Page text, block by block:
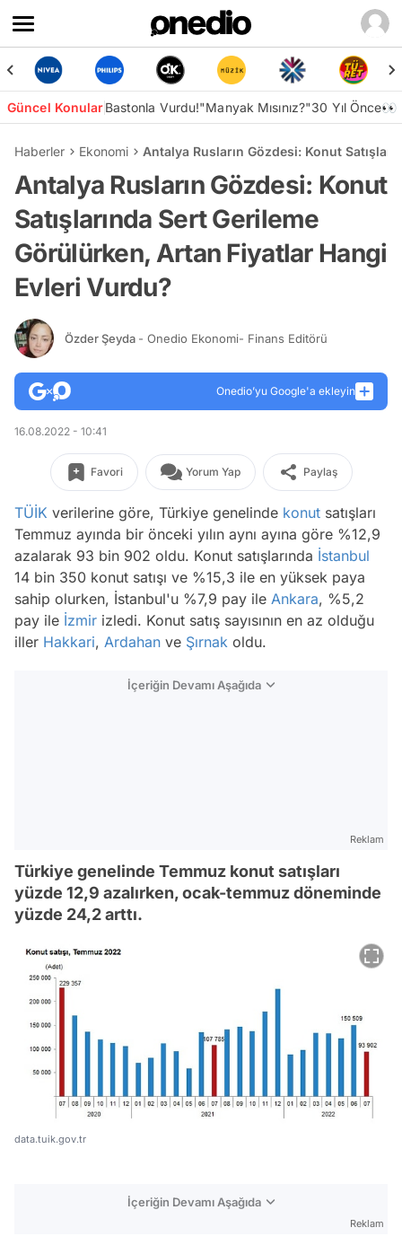
Güncel KonularBastonla Vurdu!"Manyak Mısınız?"30 Yıl Önce👀
Haberler Ekonomi Antalya Rusların Gözdesi: Konut
Antalya Rusların Gözdesi: Konut
Satışlarında Sert Gerileme
Görülürken, Artan Fiyatlar Hangi
Evleri Vurdu?
Özder Şeyda - Onedio Ekonomi- Finans Editörü
Onedio’yu Google'a ekleyin
16.08.2022 - 10:41
Favori Yorum Yap Paylaş
TÜİK verilerine göre, Türkiye genelinde konut satışları
Temmuz ayında bir önceki yılın aynı ayına göre %12,9
azalarak 93 bin 902 oldu. Konut satışlarında İstanbul
14 bin 350 konut satışı ve %15,3 ile en yüksek paya
sahip olurken, İstanbul'u %7,9 pay ile Ankara, %5,2
pay ile İzmir izledi. Konut satış sayısının en az olduğu
iller Hakkari, Ardahan ve Şırnak oldu.
İçeriğin Devamı Aşağıda
Reklam
Türkiye genelinde Temmuz konut satışları
yüzde 12,9 azalırken, ocak-temmuz döneminde
yüzde 24,2 arttı.
data.tuik.gov.tr
İçeriğin Devamı Aşağıda
Reklam